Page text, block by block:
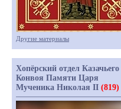
Другие материалы
Хопёрский отдел Казачьего
Конвоя Памяти Царя
Мученика Николая II (819)